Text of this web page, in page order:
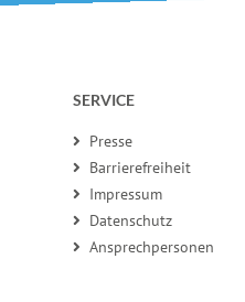
SERVICE
Presse
Barrierefreiheit
Impressum
Datenschutz
Ansprechpersonen